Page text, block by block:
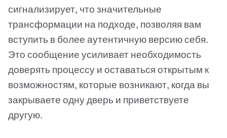
сигнализирует, что значительные
трансформации на подходе, позволяя вам
вступить в более аутентичную версию себя.
Это сообщение усиливает необходимость
доверять процессу и оставаться открытым к
возможностям, которые возникают, когда вы
закрываете одну дверь и приветствуете
другую.